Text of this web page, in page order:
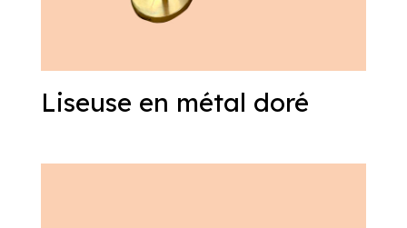
Liseuse en métal doré